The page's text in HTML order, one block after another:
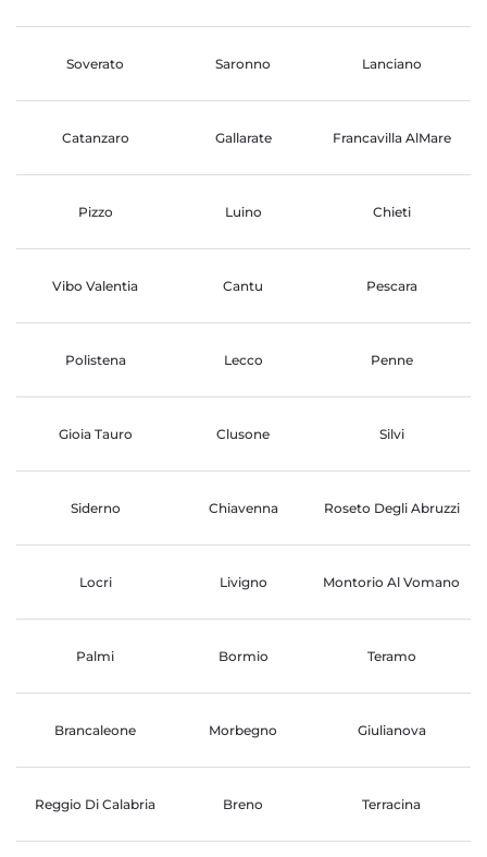
Soverato Saronno Lanciano
Catanzaro Gallarate Francavilla AlMare
Pizzo Luino Chieti
Vibo Valentia Cantu Pescara
Polistena Lecco Penne
Gioia Tauro Clusone Silvi
Siderno Chiavenna Roseto Degli Abruzzi
Locri Livigno Montorio Al Vomano
Palmi Bormio Teramo
Brancaleone Morbegno Giulianova
Reggio Di Calabria Breno Terracina